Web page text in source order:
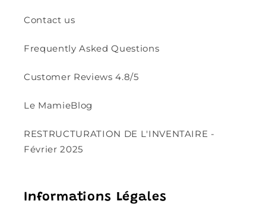
Contact us
Frequently Asked Questions
Customer Reviews 4.8/5
Le MamieBlog
RESTRUCTURATION DE L'INVENTAIRE -
Février 2025
Informations Légales